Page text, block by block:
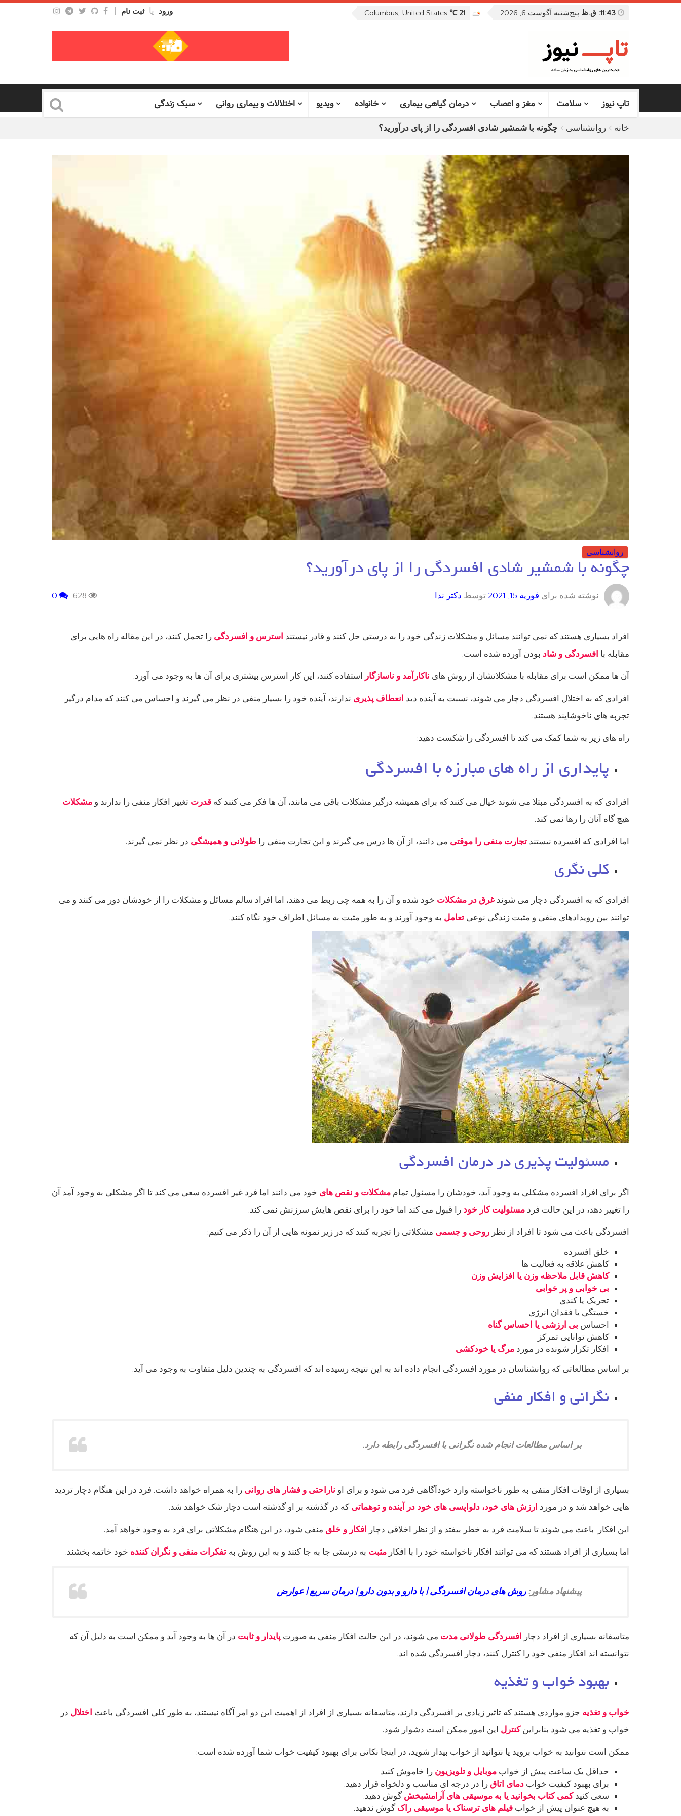
11:43: ق.ظ پنج‌شنبه آگوست 6, 2026 21 ℃ ورود یا ثبت نام
تاپ نیوز سلامت مغز و اعصاب درمان گیاهی بیماری خانواده ویدیو اختلالات و بیماری روانی سبک زندگی
خانه روانشناسی چگونه با شمشیر شادی افسردگی را از پای درآورید؟
روانشناسی
چگونه با شمشیر شادی افسردگی را از پای درآورید؟
نوشته شده برای فوریه 15, 2021 توسط دکتر ندا 628
افراد بسیاری هستند که نمی توانند مسائل و مشکلات زندگی خود را به درستی حل کنند و قادر نیستند استرس و افسردگی را تحمل کنند، در این مقاله راه هایی برای
مقابله با افسردگی و شاد بودن آورده شده است.
آن ها ممکن است برای مقابله با مشکلاتشان از روش های ناکارآمد و ناسازگار استفاده کنند، این کار استرس بیشتری برای آن ها به وجود می آورد.
افرادی که به اختلال افسردگی دچار می شوند، نسبت به آینده دید انعطاف پذیری ندارند، آینده خود را بسیار منفی در نظر می گیرند و احساس می کنند که مدام درگیر
تجربه های ناخوشایند هستند.
راه های زیر به شما کمک می کند تا افسردگی را شکست دهید:
پایداری از راه های مبارزه با افسردگی
افرادی که به افسردگی مبتلا می شوند خیال می کنند که برای همیشه درگیر مشکلات باقی می مانند، آن ها فکر می کنند که قدرت تغییر افکار منفی را ندارند و مشکلات
هیچ گاه آنان را رها نمی کند.
اما افرادی که افسرده نیستند تجارت منفی را موقتی می دانند، از آن ها درس می گیرند و این تجارت منفی را طولانی و همیشگی در نظر نمی گیرند.
کلی نگری
افرادی که به افسردگی دچار می شوندغرق در مشکلات خود شده و آن را به همه چی ربط می دهند، اما افراد سالم مسائل و مشکلات را از خودشان دور می کنند و می
توانند بین رویدادهای منفی و مثبت زندگی نوعی تعامل به وجود آورند و به طور مثبت به مسائل اطراف خود نگاه کنند.
مسئولیت پذیری در درمان افسردگی
اگر برای افراد افسرده مشکلی به وجود آید، خودشان را مسئول تمام مشکلات و نقص های خود می دانند اما فرد غیر افسرده سعی می کند تا اگر مشکلی به وجود آمد آن
را تغییر دهد، در این حالت فرد مسئولیت کار خود را قبول می کند اما خود را برای نقص هایش سرزنش نمی کند.
افسردگی باعث می شود تا افراد از نظر روحی و جسمی مشکلاتی را تجربه کنند که در زیر نمونه هایی از آن را ذکر می کنیم:
خلق افسرده
کاهش علاقه به فعالیت ها
کاهش قابل ملاحظه وزن یا افزایش وزن
بی خوابی و پر خوابی
تحریک یا کندی
خستگی یا فقدان انرژی
احساس بی ارزشی یا احساس گناه
کاهش توانایی تمرکز
افکار تکرار شونده در مورد مرگ یا خودکشی
بر اساس مطالعاتی که روانشناسان در مورد افسردگی انجام داده اند به این نتیجه رسیده اند که افسردگی به چندین دلیل متفاوت به وجود می آید.
نگرانی و افکار منفی
بر اساس مطالعات انجام شده نگرانی با افسردگی رابطه دارد.
بسیاری از اوقات افکار منفی به طور ناخواسته وارد خودآگاهی فرد می شود و برای او ناراحتی و فشار های روانی را به همراه خواهد داشت. فرد در این هنگام دچار تردید
هایی خواهد شد و در مورد ارزش های خود، دلواپسی های خود در آینده و توهماتی که در گذشته بر او گذشته است دچار شک خواهد شد.
این افکار باعث می شوند تا سلامت فرد به خطر بیفتد و از نظر اخلاقی دچار افکار و خلق منفی شود، در این هنگام مشکلاتی برای فرد به وجود خواهد آمد.
اما بسیاری از افراد هستند که می توانند افکار ناخواسته خود را با افکار مثبت به درستی جا به جا کنند و به این روش به تفکرات منفی و نگران کننده خود خاتمه بخشند.
پیشنهاد مشاور:روش های درمان افسردگی | با دارو و بدون دارو | درمان سریع | عوارض
متاسفانه بسیاری از افراد دچار افسردگی طولانی مدت می شوند، در این حالت افکار منفی به صورت پایدار و ثابت در آن ها به وجود آید و ممکن است به دلیل آن که
نتوانسته اند افکار منفی خود را کنترل کنند، دچار افسردگی شده اند.
بهبود خواب و تغذیه
خواب و تغذیه جزو مواردی هستند که تاثیر زیادی بر افسردگی دارند، متاسفانه بسیاری از افراد از اهمیت این دو امر آگاه نیستند، به طور کلی افسردگی باعث اختلال در
خواب و تغذیه می شود بنابراین کنترل این امور ممکن است دشوار شود.
ممکن است نتوانید به خواب بروید یا نتوانید از خواب بیدار شوید، در اینجا نکاتی برای بهبود کیفیت خواب شما آورده شده است:
حداقل یک ساعت پیش از خواب موبایل و تلویزیون را خاموش کنید
برای بهبود کیفیت خواب دمای اتاق را در درجه ای مناسب و دلخواه قرار دهید.
سعی کنید کمی کتاب بخوانید یا به موسیقی های آرامشبخش گوش دهید.
به هیچ عنوان پیش از خواب فیلم های ترسناک یا موسیقی راک گوش ندهید.